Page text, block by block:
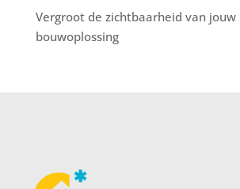
Vergroot de zichtbaarheid van
bouwoplossing